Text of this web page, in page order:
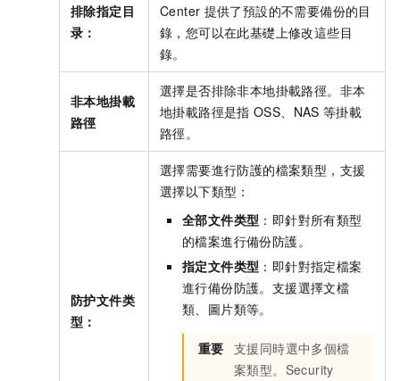
排除指定目
录：
Center 提供了預設的不需要備份的目
錄，您可以在此基礎上修改這些目
錄。
非本地掛載
路徑
選擇是否排除非本地掛載路徑。非本
地掛載路徑是指 OSS、NAS 等掛載
路徑。
防护文件类
型：
選擇需要進行防護的檔案類型，支援
選擇以下類型：
全部文件类型 ：即針對所有類型
的檔案進行備份防護。
指定文件类型 ：即針對指定檔案
進行備份防護。支援選擇文檔
類、圖片類等。
重要 支援同時選中多個檔
案類型。Security